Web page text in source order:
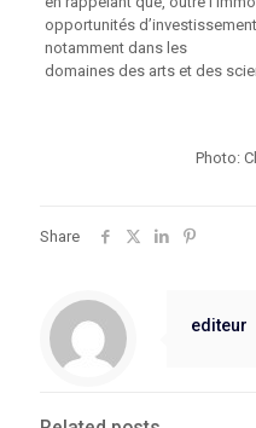
opportunités
notamment dans les
domaines des arts et des
Photo:
Share
editeur